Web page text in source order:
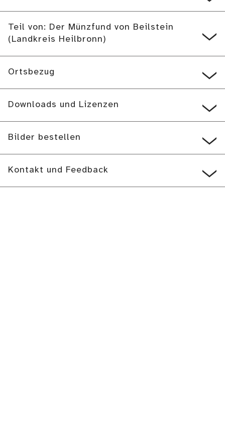
Teil von: Der Münzfund von Beilstein
(Landkreis Heilbronn)
Ortsbezug
Downloads und Lizenzen
Bilder bestellen
Kontakt und Feedback